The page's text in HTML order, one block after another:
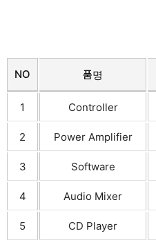
NO 품명
1 Controller
2 Power Amplifier
3 Software
4 Audio Mixer
5 CD Player